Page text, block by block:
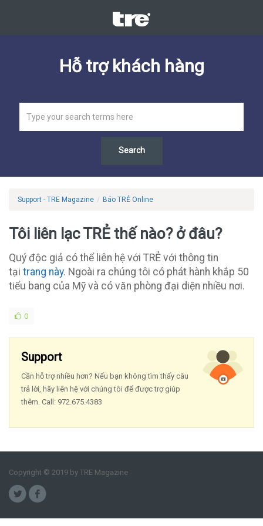
Hỗ trợ khách hàng
Support - TRE Magazine / Báo TRẺ Online
Tôi liên lạc TRẺ thế nào? ở đâu?
Quý độc giả có thể liên hệ với TRẺ với thông tin
tại trang này. Ngoài ra chúng tôi có phát hành khắp 50
tiểu bang của Mỹ và có văn phòng đại diện nhiều nơi.
0
Support
Cần hỗ trợ nhiều hơn? Nếu bạn không tìm thấy câu
trả lời, hãy liên hệ với chúng tôi để được trợ giúp
thêm. Call: 972.675.4383
Copyright © 2019 by TRE Magazine